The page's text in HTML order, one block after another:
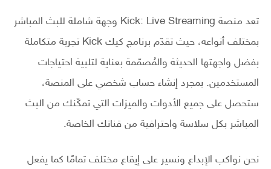
تعد منصة Kick: Live Streaming وجهة شاملة للبث المباشر
بمختلف أنواعه، حيث تقدّم برنامج كيك Kick تجربة متكاملة
بفضل واجهتها الحديثة والمُصمّمة بعناية لتلبية احتياجات
المستخدمين. بمجرد إنشاء حساب شخصي على المنصة،
ستحصل على جميع الأدوات والميزات التي تمكّنك من البث
المباشر بكل سلاسة واحترافية من قناتك الخاصة.
نحن نواكب الإبداع ونسير على إيقاع مختلف تمامًا كما يفعل